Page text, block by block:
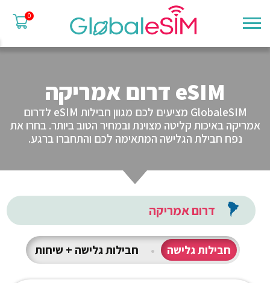
0
eSIM דרום אמריקה
GlobaleSIM מציעים לכם מגוון חבילות eSIM לדרום
אמריקה באיכות קליטה מצוינת ובמחיר הטוב ביותר. בחרו את
נפח חבילת הגלישה המתאימה לכם והתחברו ברגע.
דרום אמריקה
חבילות גלישה • חבילות גלישה + שיחות